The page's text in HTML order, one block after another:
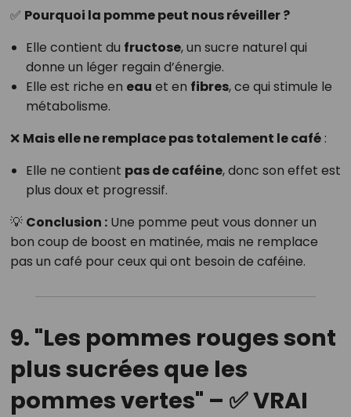
✅ Pourquoi la pomme peut nous réveiller ?
Elle contient du fructose, un sucre naturel qui
donne un léger regain d’énergie.
Elle est riche en eau et en fibres, ce qui stimule le
métabolisme.
❌ Mais elle ne remplace pas totalement le café:
Elle ne contient pas de caféine, donc son effet est
plus doux et progressif.
💡 Conclusion :Une pomme peut vous donner un
bon coup de boost en matinée, mais ne remplace
pas un café pour ceux qui ont besoin de caféine.
9. "Les pommes rouges sont
plus sucrées que les
pommes vertes" – ✅ VRAI